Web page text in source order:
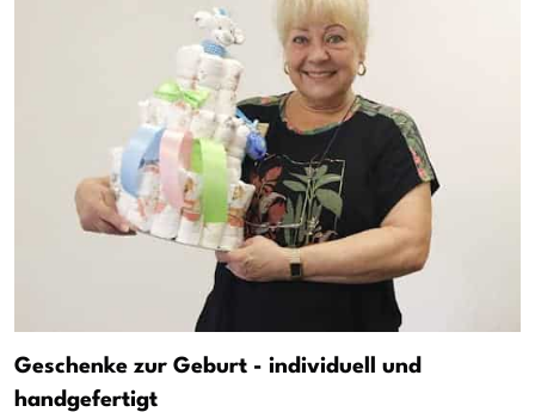
Geschenke zur Geburt - individuell und
handgefertigt